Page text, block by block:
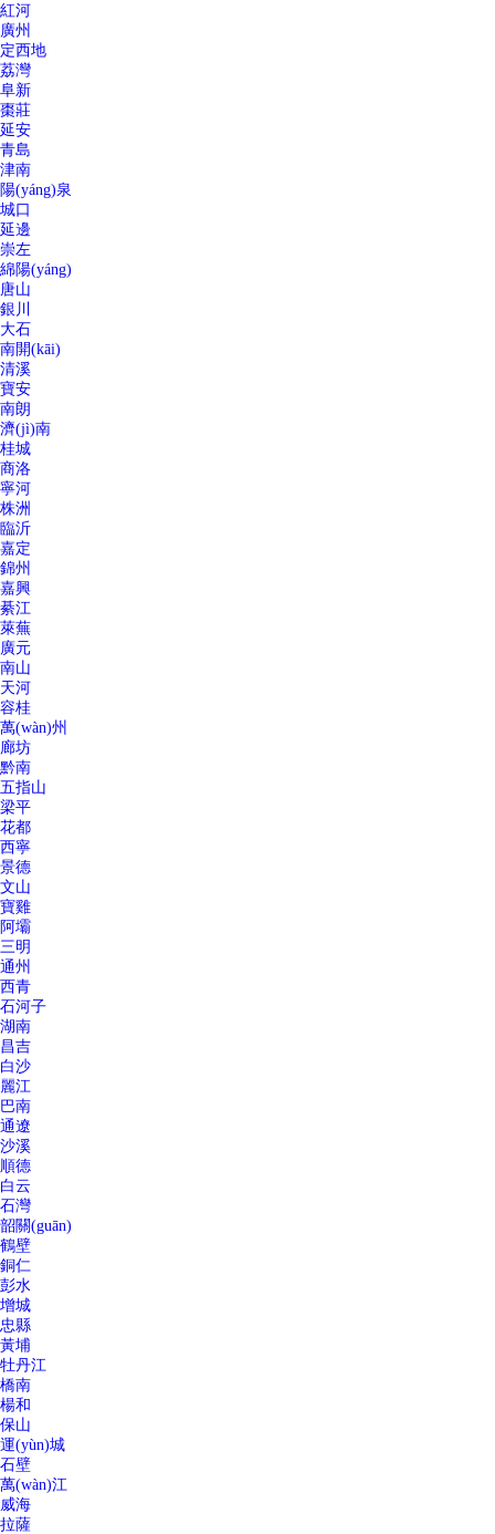
紅河
廣州
定西地
荔灣
阜新
棗莊
延安
青島
津南
陽(yáng)泉
城口
延邊
崇左
綿陽(yáng)
唐山
銀川
大石
南開(kāi)
清溪
寶安
南朗
濟(jì)南
桂城
商洛
寧河
株洲
臨沂
嘉定
錦州
嘉興
綦江
萊蕪
廣元
南山
天河
容桂
萬(wàn)州
廊坊
黔南
五指山
梁平
花都
西寧
景德
文山
寶雞
阿壩
三明
通州
西青
石河子
湖南
昌吉
白沙
麗江
巴南
通遼
沙溪
順德
白云
石灣
韶關(guān)
鶴壁
銅仁
彭水
增城
忠縣
黃埔
牡丹江
橋南
楊和
保山
運(yùn)城
石壁
萬(wàn)江
威海
拉薩